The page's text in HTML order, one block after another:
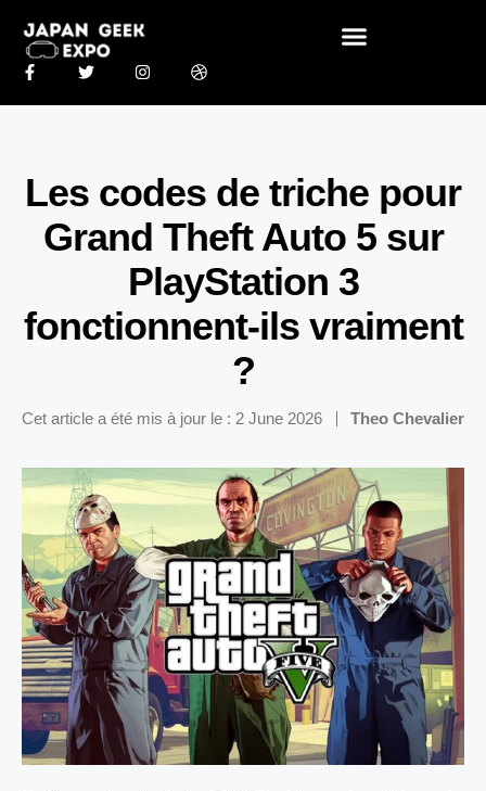
Les codes de triche pour
Grand Theft Auto 5 sur
PlayStation 3
fonctionnent-ils vraiment
?
Cet article a été mis à jour le : 2 June 2026 Theo Chevalier